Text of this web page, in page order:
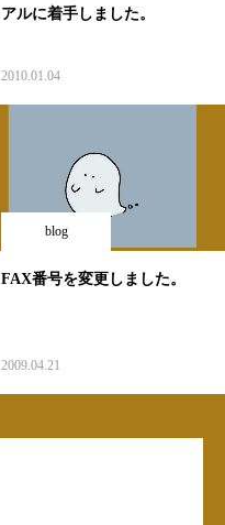
アルに着手しました。
2010.01.04
blog
FAX番号を変更しました。
2009.04.21